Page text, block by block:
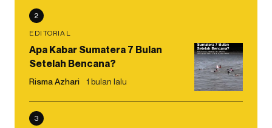
2
EDITORIAL
Apa Kabar Sumatera 7 Bulan
Setelah Bencana?
Risma Azhari 1 bulan lalu
3